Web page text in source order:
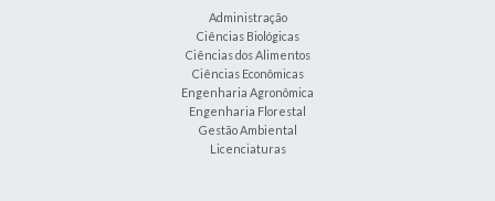
Administração
Ciências Biológicas
Ciências dos Alimentos
Ciências Econômicas
Engenharia Agronômica
Engenharia Florestal
Gestão Ambiental
Licenciaturas